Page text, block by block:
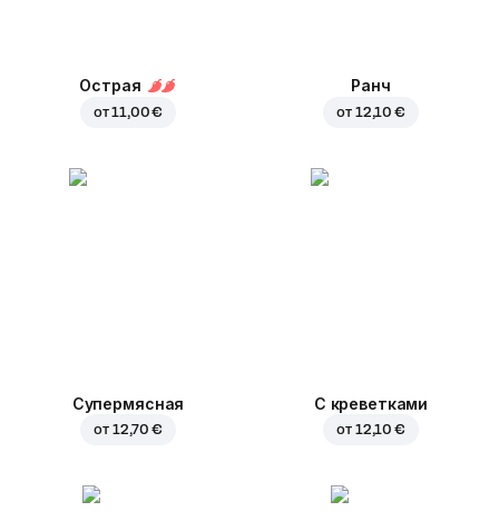
Острая
от11,00 €
Ранч
от 12,10 €
Супермясная
от 12,70 €
С креветками
от 12,10 €